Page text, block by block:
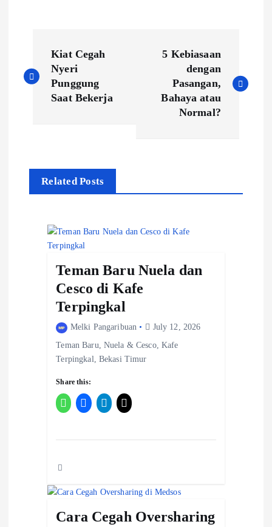
o
s
Kiat Cegah
Nyeri
Punggung
Saat Bekerja
5 Kebiasaan
dengan
Pasangan,
Bahaya atau
Normal?
Related Posts
Teman Baru Nuela dan
Cesco di Kafe
Terpingkal
Melki Pangaribuan July 12, 2026
Teman Baru, Nuela & Cesco, Kafe
Terpingkal, Bekasi Timur
Share this:
Cara Cegah Oversharing